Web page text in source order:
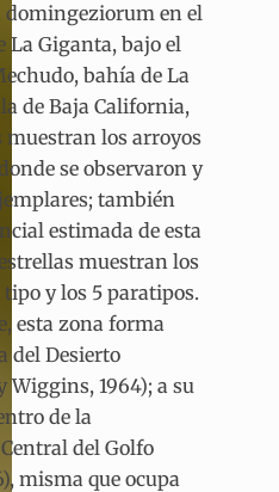
en el
La Giganta, bajo el
bahía de La
de Baja California,
muestran los arroyos
se observaron y
también
estimada de esta
muestran los
y los 5 paratipos.
esta zona forma
del Desierto
Wiggins, 1964); a su
de la
del Golfo
misma que ocupa